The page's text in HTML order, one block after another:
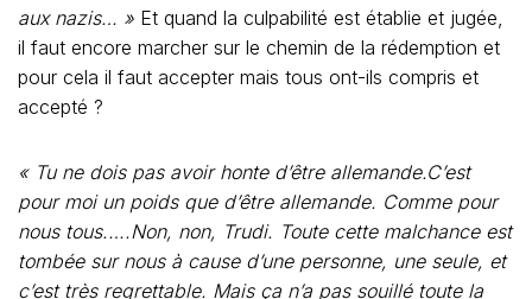
aux nazis… » Et quand la culpabilité est établie et jugée,
il faut encore marcher sur le chemin de la rédemption et
pour cela il faut accepter mais tous ont-ils compris et
accepté ?
« Tu ne dois pas avoir honte d’être allemande.C’est
pour moi un poids que d’être allemande. Comme pour
nous tous.….Non, non, Trudi. Toute cette malchance est
tombée sur nous à cause d’une personne, une seule, et
c’est très regrettable. Mais ça n’a pas souillé toute la